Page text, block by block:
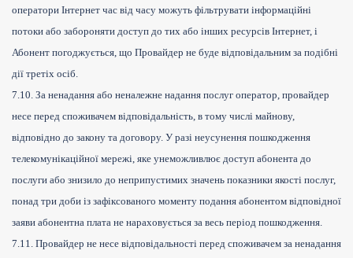
оператори Інтернет час від часу можуть фільтрувати інформаційні
потоки або забороняти доступ до тих або інших ресурсів Інтернет, і
Абонент погоджується, що Провайдер не буде відповідальним за подібні
дії третіх осіб.
7.10. За ненадання або неналежне надання послуг оператор, провайдер
несе перед споживачем відповідальність, в тому числі майнову,
відповідно до закону та договору. У разі неусунення пошкодження
телекомунікаційної мережі, яке унеможливлює доступ абонента до
послуги або знизило до неприпустимих значень показники якості послуг,
понад три доби із зафіксованого моменту подання абонентом відповідної
заяви абонентна плата не нараховується за весь період пошкодження.
7.11. Провайдер не несе відповідальності перед споживачем за ненадання